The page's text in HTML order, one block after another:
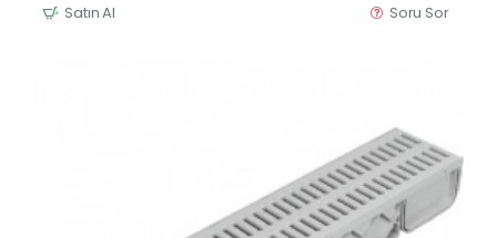
Satın Al Soru Sor